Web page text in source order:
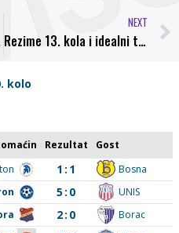
Zage
NEXT
Rezime 13. kola i idealni tima kola Prve lige FBiH